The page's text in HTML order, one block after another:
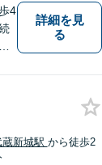
4
1
詳細を見
る
蔵新城駅 から徒歩2